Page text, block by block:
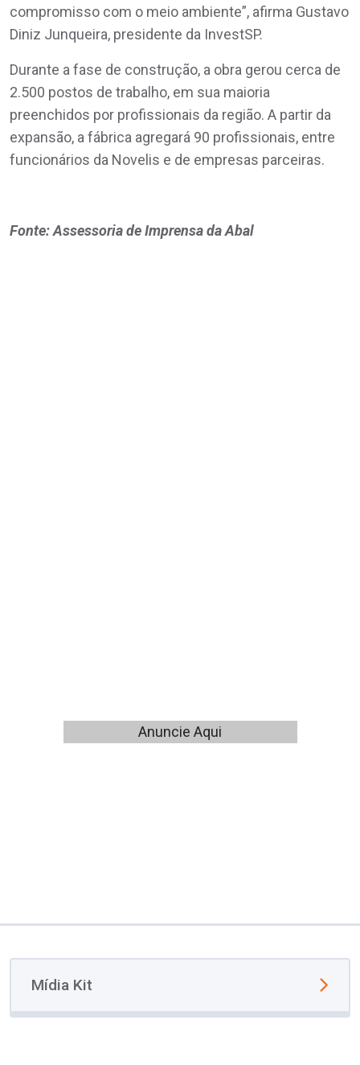
compromisso com o meio ambiente”, afirma Gustavo
Diniz Junqueira, presidente da InvestSP.
Durante a fase de construção, a obra gerou cerca de
2.500 postos de trabalho, em sua maioria
preenchidos por profissionais da região. A partir da
expansão, a fábrica agregará 90 profissionais, entre
funcionários da Novelis e de empresas parceiras.
Fonte: Assessoria de Imprensa da Abal
Anuncie Aqui
Mídia Kit